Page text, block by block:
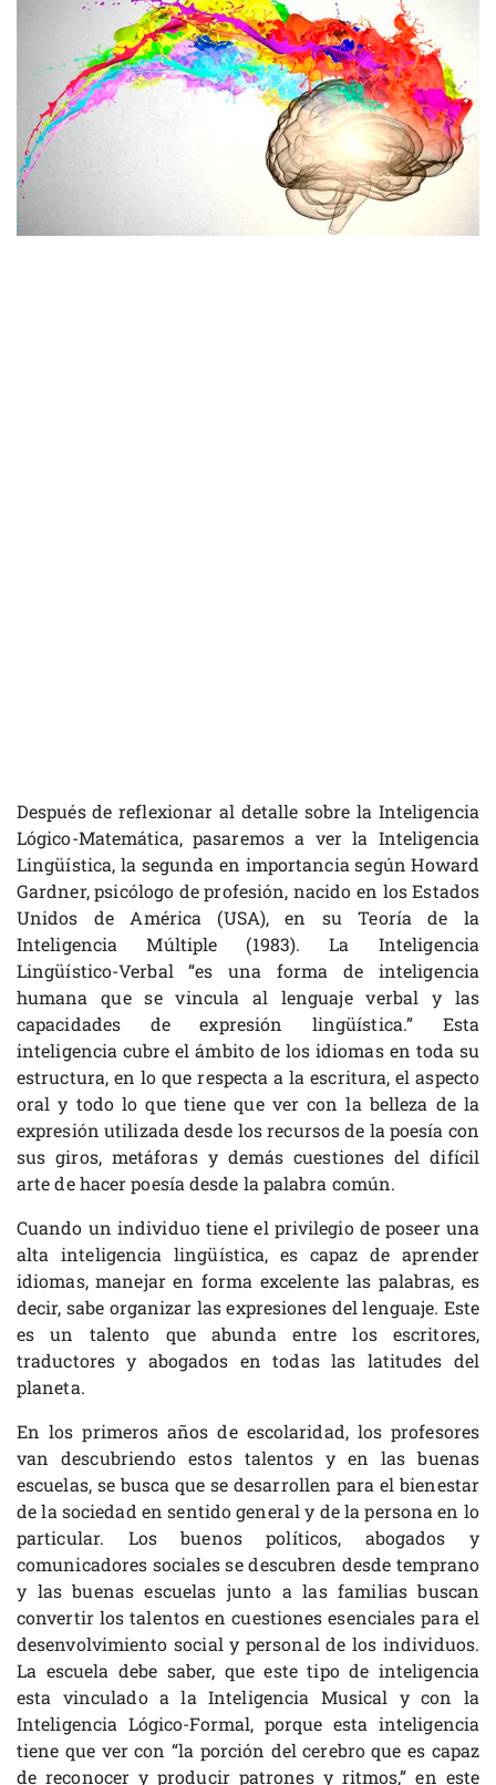
Después de reflexionar al detalle sobre la Inteligencia
Lógico-Matemática, pasaremos a ver la Inteligencia
Lingüística, la segunda en importancia según Howard
Gardner, psicólogo de profesión, nacido en los Estados
Unidos de América (USA), en su Teoría de la
Inteligencia Múltiple (1983). La Inteligencia
Lingüístico-Verbal “es una forma de inteligencia
humana que se vincula al lenguaje verbal y las
capacidades de expresión lingüística.” Esta
inteligencia cubre el ámbito de los idiomas en toda su
estructura, en lo que respecta a la escritura, el aspecto
oral y todo lo que tiene que ver con la belleza de la
expresión utilizada desde los recursos de la poesía con
sus giros, metáforas y demás cuestiones del difícil
arte de hacer poesía desde la palabra común.
Cuando un individuo tiene el privilegio de poseer una
alta inteligencia lingüística, es capaz de aprender
idiomas, manejar en forma excelente las palabras, es
decir, sabe organizar las expresiones del lenguaje. Este
es un talento que abunda entre los escritores,
traductores y abogados en todas las latitudes del
planeta.
En los primeros años de escolaridad, los profesores
van descubriendo estos talentos y en las buenas
escuelas, se busca que se desarrollen para el bienestar
de la sociedad en sentido general y de la persona en lo
particular. Los buenos políticos, abogados y
comunicadores sociales se descubren desde temprano
y las buenas escuelas junto a las familias buscan
convertir los talentos en cuestiones esenciales para el
desenvolvimiento social y personal de los individuos.
La escuela debe saber, que este tipo de inteligencia
esta vinculado a la Inteligencia Musical y con la
Inteligencia Lógico-Formal, porque esta inteligencia
tiene que ver con “la porción del cerebro que es capaz
de reconocer y producir patrones y ritmos,” en este